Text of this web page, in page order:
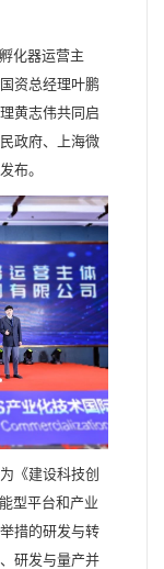
化器运营主
资总经理叶鹏
黄志伟共同启
政府、上海微
布。
《建设科技创
型平台和产业
措的研发与转
研发与量产并